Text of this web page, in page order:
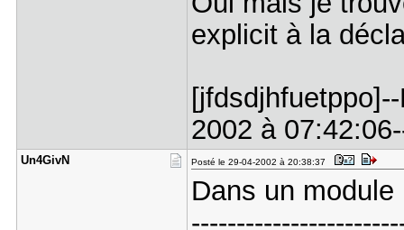
explicit à la
2002 à
Un4GivN Posté le 29-04-2002 à 20:38:37
Dans un module